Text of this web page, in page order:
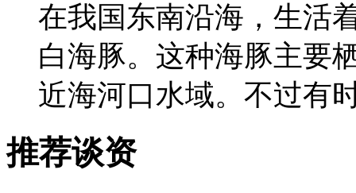
在我国东南沿海，生活
白海豚。这种海豚主要
近海河口水域。不过
推荐谈资